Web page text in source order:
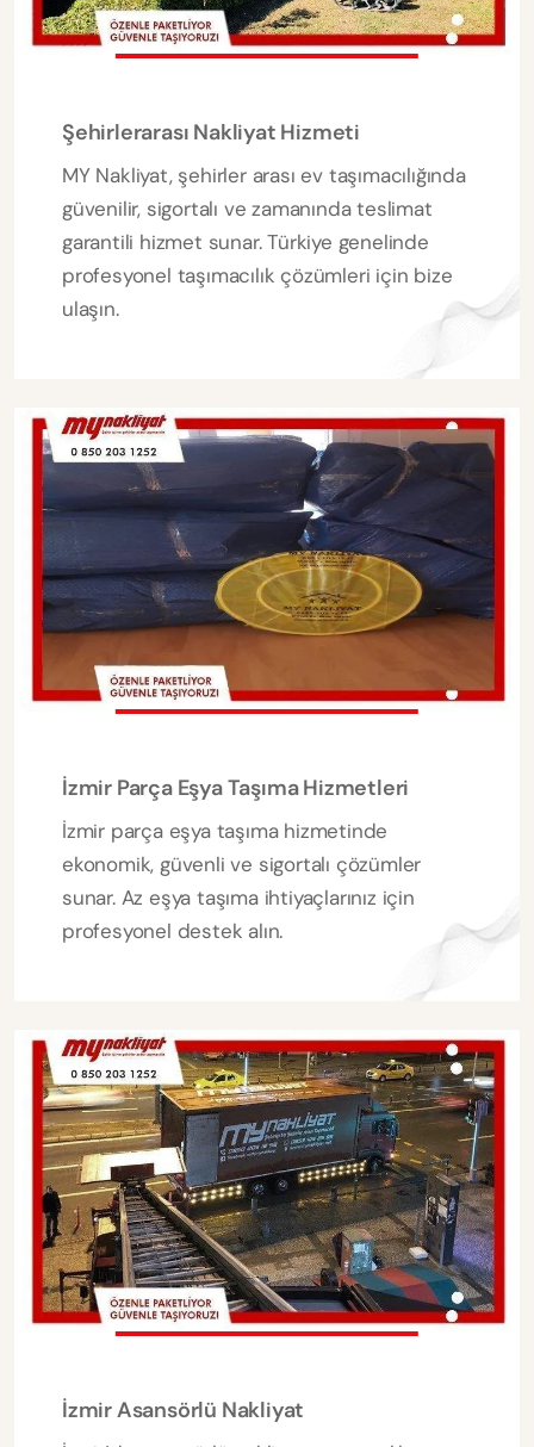
Şehirlerarası Nakliyat Hizmeti
MY Nakliyat, şehirler arası ev taşımacılığında
güvenilir, sigortalı ve zamanında teslimat
garantili hizmet sunar. Türkiye genelinde
profesyonel taşımacılık çözümleri için bize
ulaşın.
İzmir Parça Eşya Taşıma Hizmetleri
İzmir parça eşya taşıma hizmetinde
ekonomik, güvenli ve sigortalı çözümler
sunar. Az eşya taşıma ihtiyaçlarınız için
profesyonel destek alın.
İzmir Asansörlü Nakliyat